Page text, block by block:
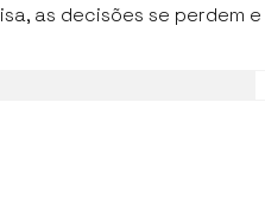
as decisões se perdem